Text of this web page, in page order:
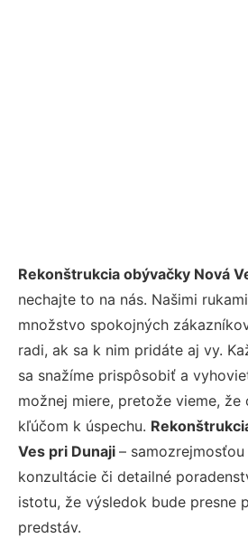
Rekonštrukcia obývačky Nová
nechajte to na nás. Našimi
množstvo spokojných
radi, ak sa k nim pridáte aj vy.
sa snažíme prispôsobiť a
možnej miere, pretože vieme,
kľúčom k úspechu.
Ves pri Dunaji –
konzultácie či detailné
istotu, že výsledok bude presne
predstáv.